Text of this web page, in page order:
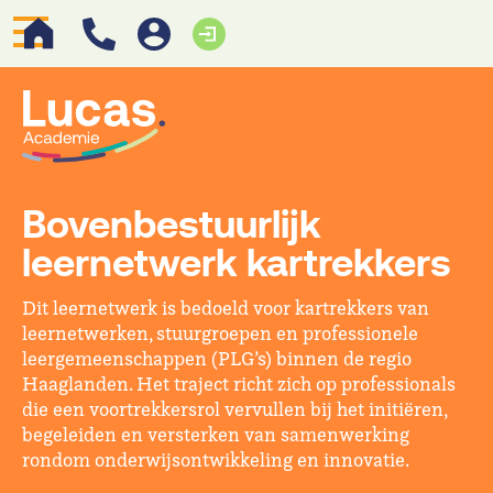
Bovenbestuurlijk
leernetwerk kartrekkers
Dit leernetwerk is bedoeld voor kartrekkers van
leernetwerken, stuurgroepen en professionele
leergemeenschappen (PLG’s) binnen de regio
Haaglanden. Het traject richt zich op professionals
die een voortrekkersrol vervullen bij het initiëren,
begeleiden en versterken van samenwerking
rondom onderwijsontwikkeling en innovatie.